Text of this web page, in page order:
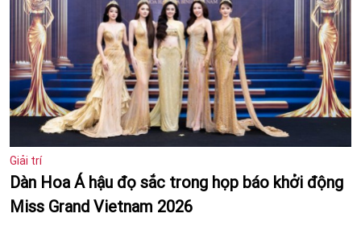
Giải trí
Dàn Hoa Á hậu đọ sắc trong họp báo khởi động
Miss Grand Vietnam 2026